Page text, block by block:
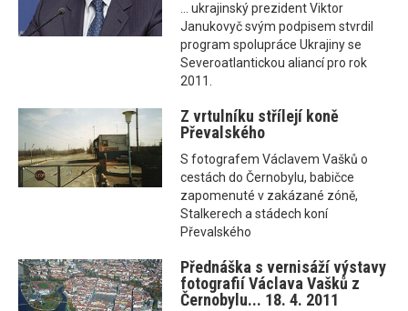
... ukrajinský prezident Viktor
Janukovyč svým podpisem stvrdil
program spolupráce Ukrajiny se
Severoatlantickou aliancí pro rok
2011.
Z vrtulníku střílejí koně
Převalského
S fotografem Václavem Vašků o
cestách do Černobylu, babičce
zapomenuté v zakázané zóně,
Stalkerech a stádech koní
Převalského
Přednáška s vernisáží výstavy
fotografií Václava Vašků z
Černobylu... 18. 4. 2011